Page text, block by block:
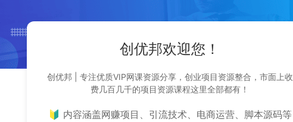
创优邦欢迎您！
创优邦 | 专注优质VIP网课资源分享，创业项目资源整合，市面上收
费几百几千的项目资源课程这里全部都有！
🔰 内容涵盖网赚项目、引流技术、电商运营、脚本源码等